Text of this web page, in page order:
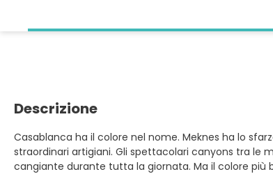
Descrizione
Casablanca ha il colore nel nome. Meknes ha lo
straordinari artigiani. Gli spettacolari canyons tra le
cangiante durante tutta la giornata. Ma il colore più